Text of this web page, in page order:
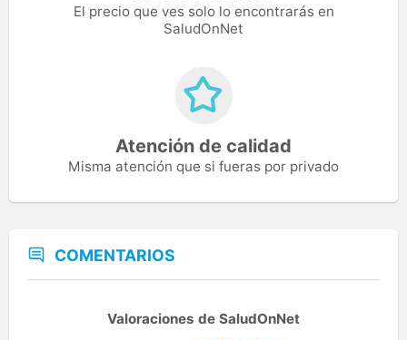
El precio que ves solo lo encontrarás en
SaludOnNet
Atención de calidad
Misma atención que si fueras por privado
COMENTARIOS
Valoraciones de SaludOnNet